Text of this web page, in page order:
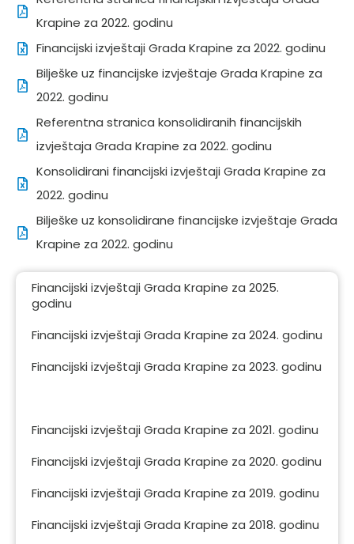
Financijski izvještaji Grada Krapine za 2025.
godinu
Financijski izvještaji Grada Krapine za 2024. godinu
Financijski izvještaji Grada Krapine za 2023. godinu
Financijski izvještaji Grada Krapine za 2021. godinu
Financijski izvještaji Grada Krapine za 2020. godinu
Financijski izvještaji Grada Krapine za 2019. godinu
Financijski izvještaji Grada Krapine za 2018. godinu
Krapine za 2022. godinu
Financijski izvještaji Grada Krapine za 2022. godinu
Bilješke uz financijske izvještaje Grada Krapine za
2022. godinu
Referentna stranica konsolidiranih financijskih
izvještaja Grada Krapine za 2022. godinu
Konsolidirani financijski izvještaji Grada Krapine za
2022. godinu
Bilješke uz konsolidirane financijske izvještaje Grada
Krapine za 2022. godinu